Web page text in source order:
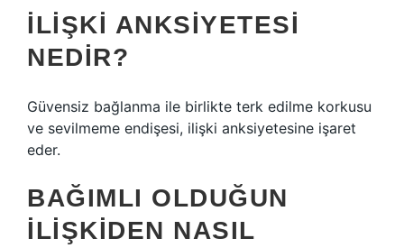
İLIŞKI ANKSIYETESI
NEDIR?
Güvensiz bağlanma ile birlikte terk edilme korkusu
ve sevilmeme endişesi, ilişki anksiyetesine işaret
eder.
BAĞIMLI OLDUĞUN
ILIŞKIDEN NASIL